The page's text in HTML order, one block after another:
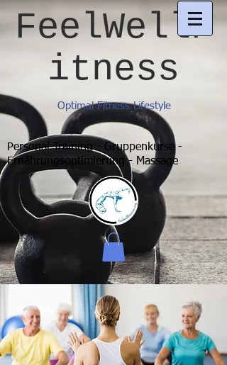
Optimal Fitness Lifestyle
FeelWellF
itness
Personal Training - Gruppenkurse -
Ernährungsoptimierung - Massage